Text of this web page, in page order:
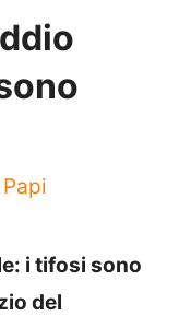
i tifosi sono
del